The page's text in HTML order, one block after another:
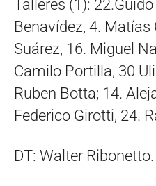
Talleres (1):
Benavídez, 4. Matías
Suárez, 16. Miguel
Camilo Portilla, 30
Ruben Botta; 14.
Federico Girotti, 24.
DT: Walter Ribonetto.